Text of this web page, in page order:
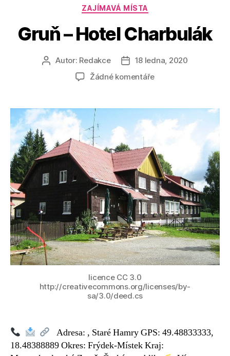
Rubriky
ZAJÍMAVÁ MÍSTA
Gruň – Hotel Charbulák
Autor
příspěvku
Autor: Redakce
Datum
příspěvku
18 ledna, 2020
Žádné komentářeu
názvem
Gruň
Charbulák
licence CC 3.0
http://creativecommons.org/licenses/by-
sa/3.0/deed.cs
Adresa: , Staré Hamry GPS: 49.48833333,
18.48388889 Okres: Frýdek-Místek Kraj: